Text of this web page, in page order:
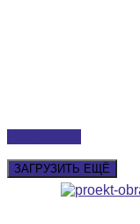
ЗАГРУЗИТЬ ЕЩЁ